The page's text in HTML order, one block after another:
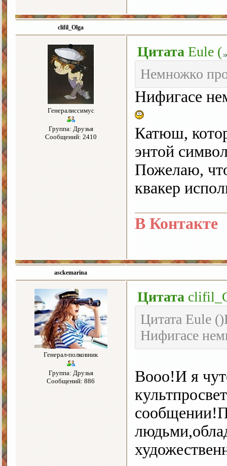
clifil_Olga
Генералиссимус
Группа: Друзья
Сообщений: 2410
Цитата Eule (
Немножко
Нифигасе
Катюш,
энтой
Пожелаю,
квакер
В Контакте
asckemarina
Генерал-полковник
Группа: Друзья
Сообщений: 886
Цитата
Цитата Eule
Нифигасе
Вооо!И я